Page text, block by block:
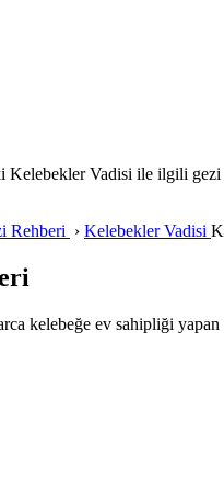
Kelebekler Vadisi ile ilgili
Rehberi › Kelebekler Vadisi
kelebeğe ev sahipliği